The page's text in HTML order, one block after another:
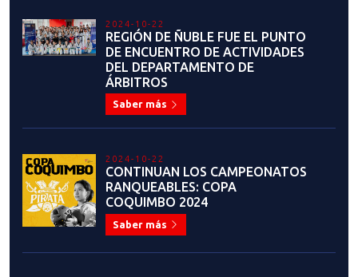
2024-10-22
REGIÓN DE ÑUBLE FUE EL PUNTO
DE ENCUENTRO DE ACTIVIDADES
DEL DEPARTAMENTO DE
ÁRBITROS
Saber más
2024-10-22
CONTINUAN LOS CAMPEONATOS
RANQUEABLES: COPA
COQUIMBO 2024
Saber más